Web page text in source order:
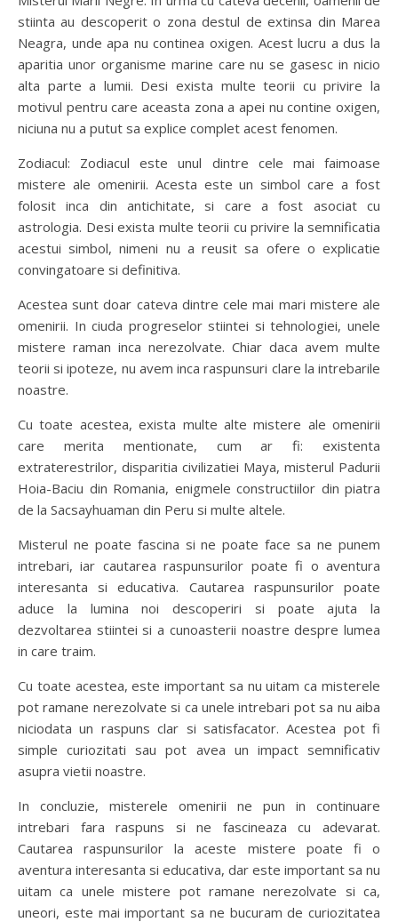
stiinta au descoperit o zona destul de extinsa din Marea
Neagra, unde apa nu continea oxigen. Acest lucru a dus la
aparitia unor organisme marine care nu se gasesc in nicio
alta parte a lumii. Desi exista multe teorii cu privire la
motivul pentru care aceasta zona a apei nu contine oxigen,
niciuna nu a putut sa explice complet acest fenomen.
Zodiacul: Zodiacul este unul dintre cele mai faimoase
mistere ale omenirii. Acesta este un simbol care a fost
folosit inca din antichitate, si care a fost asociat cu
astrologia. Desi exista multe teorii cu privire la semnificatia
acestui simbol, nimeni nu a reusit sa ofere o explicatie
convingatoare si definitiva.
Acestea sunt doar cateva dintre cele mai mari mistere ale
omenirii. In ciuda progreselor stiintei si tehnologiei, unele
mistere raman inca nerezolvate. Chiar daca avem multe
teorii si ipoteze, nu avem inca raspunsuri clare la intrebarile
noastre.
Cu toate acestea, exista multe alte mistere ale omenirii
care merita mentionate, cum ar fi: existenta
extraterestrilor, disparitia civilizatiei Maya, misterul Padurii
Hoia-Baciu din Romania, enigmele constructiilor din piatra
de la Sacsayhuaman din Peru si multe altele.
Misterul ne poate fascina si ne poate face sa ne punem
intrebari, iar cautarea raspunsurilor poate fi o aventura
interesanta si educativa. Cautarea raspunsurilor poate
aduce la lumina noi descoperiri si poate ajuta la
dezvoltarea stiintei si a cunoasterii noastre despre lumea
in care traim.
Cu toate acestea, este important sa nu uitam ca misterele
pot ramane nerezolvate si ca unele intrebari pot sa nu aiba
niciodata un raspuns clar si satisfacator. Acestea pot fi
simple curiozitati sau pot avea un impact semnificativ
asupra vietii noastre.
In concluzie, misterele omenirii ne pun in continuare
intrebari fara raspuns si ne fascineaza cu adevarat.
Cautarea raspunsurilor la aceste mistere poate fi o
aventura interesanta si educativa, dar este important sa nu
uitam ca unele mistere pot ramane nerezolvate si ca,
uneori, este mai important sa ne bucuram de curiozitatea